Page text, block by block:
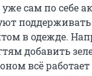
сам по себе
в одежде.
добавить
всё